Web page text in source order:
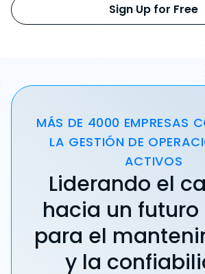
Sign Up for Free
MÁS DE 4000 EMPRESAS
LA GESTIÓN DE
ACTIVOS
Liderando el
hacia un
para el
y la